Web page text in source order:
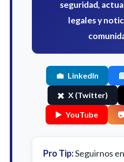
seguridad,
legales y
💼 LinkedIn
✖️ X (Twitter)
▶️ YouTube
Pro Tip:Seguirnos